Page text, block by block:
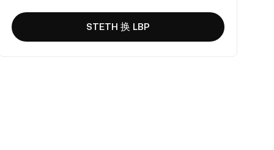
STETH 换 LBP